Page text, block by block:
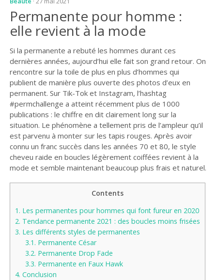
Permanente pour homme :
elle revient à la mode
Si la permanente a rebuté les hommes durant ces
dernières années, aujourd’hui elle fait son grand retour. On
rencontre sur la toile de plus en plus d’hommes qui
publient de manière plus ouverte des photos d’eux en
permanent. Sur Tik-Tok et Instagram, l’hashtag
#permchallenge a atteint récemment plus de 1000
publications : le chiffre en dit clairement long sur la
situation. Le phénomène a tellement pris de l’ampleur qu’il
est parvenu à monter sur les tapis rouges. Après avoir
connu un franc succès dans les années 70 et 80, le style
cheveu raide en boucles légèrement coiffées revient à la
mode et semble maintenant beaucoup plus frais et naturel.
Contents
1. Les permanentes pour hommes qui font fureur en 2020
2. Tendance permanente 2021 : des boucles moins frisées
3. Les différents styles de permanentes
3.1. Permanente César
3.2. Permanente Drop Fade
3.3. Permanente en Faux Hawk
4. Conclusion